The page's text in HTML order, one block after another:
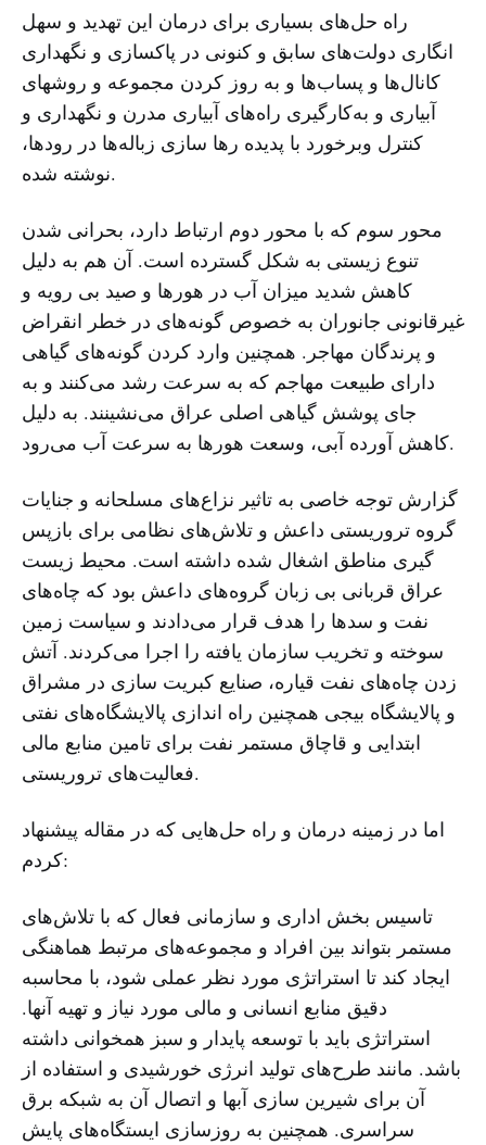
راه حل‌های بسیاری برای درمان این تهدید و سهل
انگاری دولت‌های سابق و کنونی در پاکسازی و نگهداری
کانال‌ها و پساب‌ها و به روز کردن مجموعه و روشهای
آبیاری و به‌کارگیری راه‌های آبیاری مدرن و نگهداری و
کنترل وبرخورد با پدیده رها سازی زباله‌ها در رودها،
نوشته شده.
محور سوم که با محور دوم ارتباط دارد، بحرانی شدن
تنوع زیستی به شکل گسترده است. آن هم به دلیل
کاهش شدید میزان آب در هورها و صید بی رویه و
غیرقانونی جانوران به خصوص گونه‌های در خطر انقراض
و پرندگان مهاجر. همچنین وارد کردن گونه‌های گیاهی
دارای طبیعت مهاجم که به سرعت رشد می‌کنند و به
جای پوشش گیاهی اصلی عراق می‌نشینند. به دلیل
کاهش آورده آبی، وسعت هورها به سرعت آب می‌رود.
گزارش توجه خاصی به تاثیر نزاع‌های مسلحانه و جنایات
گروه تروریستی داعش و تلاش‌های نظامی برای بازپس
گیری مناطق اشغال شده داشته است. محیط زیست
عراق قربانی بی زبان گروه‌های داعش بود که چاه‌های
نفت و سدها را هدف قرار می‌دادند و سیاست زمین
سوخته و تخریب سازمان یافته را اجرا می‌کردند. آتش
زدن چاه‌های نفت قیاره، صنایع کبریت سازی در مشراق
و پالایشگاه بیجی همچنین راه اندازی پالایشگاه‌های نفتی
ابتدایی و قاچاق مستمر نفت برای تامین منابع مالی
فعالیت‌های تروریستی.
اما در زمینه درمان و راه حل‌هایی که در مقاله پیشنهاد
کردم:
تاسیس بخش اداری و سازمانی فعال که با تلاش‌های
مستمر بتواند بین افراد و مجموعه‌های مرتبط هماهنگی
ایجاد کند تا استراتژی مورد نظر عملی شود، با محاسبه
دقیق منابع انسانی و مالی مورد نیاز و تهیه آنها.
استراتژی باید با توسعه پایدار و سبز همخوانی داشته
باشد. مانند طرح‌های تولید انرژی خورشیدی و استفاده از
آن برای شیرین سازی آبها و اتصال آن به شبکه برق
سراسری. همچنین به روزسازی ایستگاه‌های پایش